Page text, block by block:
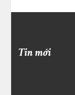
Tin mới